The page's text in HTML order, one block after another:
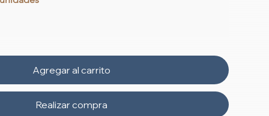
Agregar al carrito
Realizar compra